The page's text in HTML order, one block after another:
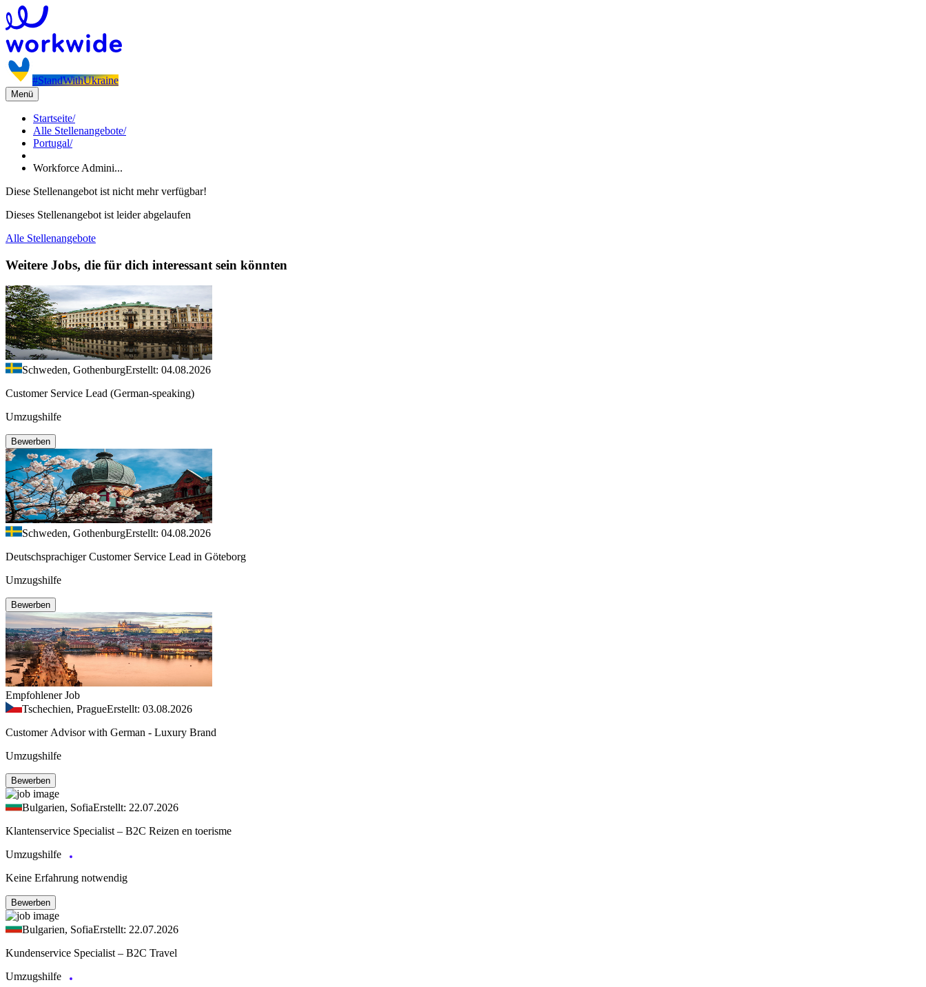
#StandWithUkraine
Menü
Startseite/
Alle Stellenangebote/
Portugal/
Workforce Admini...
Diese Stellenangebot ist nicht mehr verfügbar!
Dieses Stellenangebot ist leider abgelaufen
Alle Stellenangebote
Weitere Jobs, die für dich interessant sein könnten
Schweden, GothenburgErstellt: 04.08.2026
Customer Service Lead (German-speaking)
Umzugshilfe
Bewerben
Schweden, GothenburgErstellt: 04.08.2026
Deutschsprachiger Customer Service Lead in Göteborg
Umzugshilfe
Bewerben
Empfohlener Job
Tschechien, PragueErstellt: 03.08.2026
Customer Advisor with German - Luxury Brand
Umzugshilfe
Bewerben
Bulgarien, SofiaErstellt: 22.07.2026
Klantenservice Specialist – B2C Reizen en toerisme
Umzugshilfe
Keine Erfahrung notwendig
Bewerben
Bulgarien, SofiaErstellt: 22.07.2026
Kundenservice Specialist – B2C Travel
Umzugshilfe